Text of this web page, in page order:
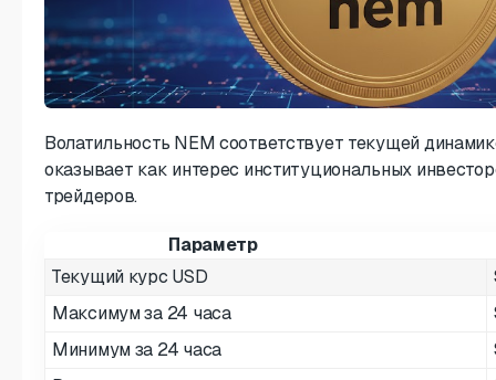
Волатильность NEM соответствует текущей
оказывает как интерес институциональных
трейдеров.
Параметр
Текущий курс USD
Максимум за 24 часа
Минимум за 24 часа